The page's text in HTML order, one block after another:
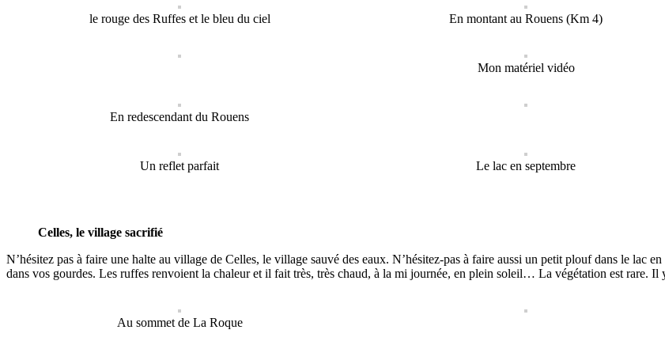
le rouge des Ruffes et le bleu du ciel En montant au Rouens (Km 4)
Mon matériel vidéo
En redescendant du Rouens
Un reflet parfait Le lac en septembre
Celles, le village sacrifié
N’hésitez pas à faire une halte au village de Celles, le village sauvé des eaux. N’hésitez-pas à faire aussi un petit plouf dans le lac
dans vos gourdes. Les ruffes renvoient la chaleur et il fait très, très chaud, à la mi journée, en plein soleil… La végétation est rare. Il
Au sommet de La Roque